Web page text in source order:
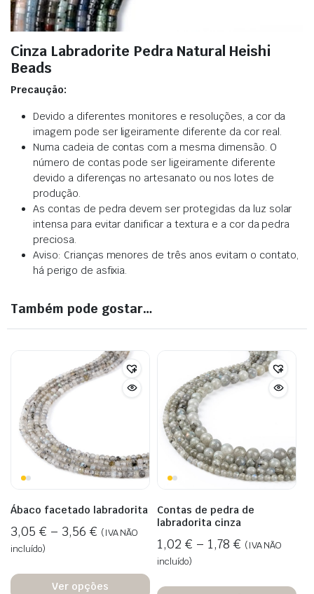
Cinza Labradorite Pedra Natural Heishi
Beads
Precaução:
Devido a diferentes monitores e resoluções, a cor da
imagem pode ser ligeiramente diferente da cor real.
Numa cadeia de contas com a mesma dimensão. O
número de contas pode ser ligeiramente diferente
devido a diferenças no artesanato ou nos lotes de
produção.
As contas de pedra devem ser protegidas da luz solar
intensa para evitar danificar a textura e a cor da pedra
preciosa.
Aviso: Crianças menores de três anos evitam o contato,
há perigo de asfixia.
Também pode gostar…
Ábaco facetado labradorita
3,05 € – 3,56 € (IVA NÃO
incluído)
Ver opções
Contas de pedra de
labradorita cinza
1,02 € – 1,78 € (IVA NÃO
incluído)